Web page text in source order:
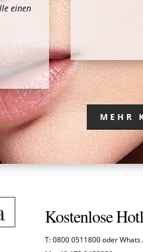
einen
MEHR
Kostenlose
T: 0800 0511800 oder Whats